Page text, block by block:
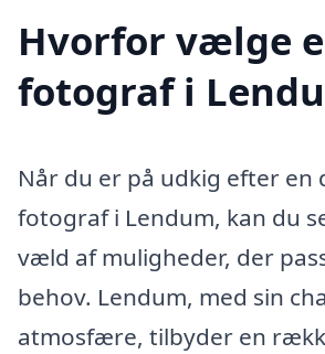
Hvorfor vælge
fotograf i
Når du er på udkig efter en
fotograf i Lendum, kan du
væld af muligheder, der
behov. Lendum, med sin
atmosfære, tilbyder en